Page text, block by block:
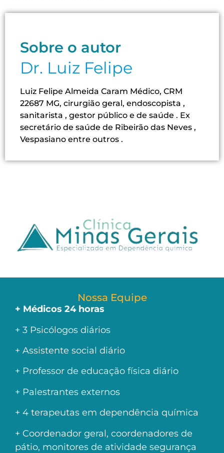
Sobre o autor
Dr. Luiz Felipe
Luiz Felipe Almeida Caram Médico, CRM
22687 MG, cirurgião geral, endoscopista ,
sanitarista , gestor público e de saúde . Ex
secretário de saúde de Ribeirão das Neves ,
Vespasiano entre outros .
Nossa Equipe
+ Médicos 24 horas
+ 3 Psicólogos diários
+ Assistente social diário
+ Professor de educação física diário
+ Palestrantes externos
+ 4 terapeutas em dependência química
+ Coordenador geral, coordenadores de
pátio, monitores de atividade segurança